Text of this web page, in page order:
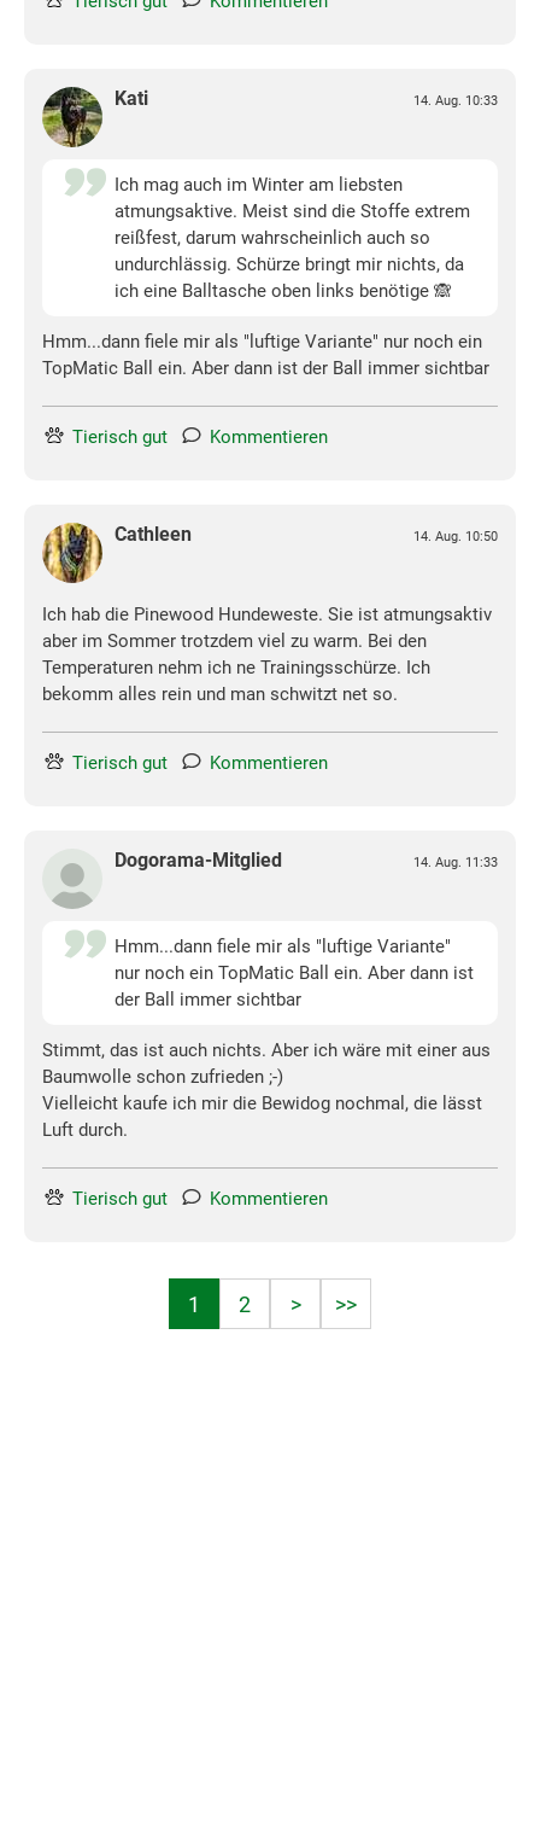
Kati 14. Aug. 10:33
Ich mag auch im Winter am liebsten
atmungsaktive. Meist sind die Stoffe extrem
reißfest, darum wahrscheinlich auch so
undurchlässig. Schürze bringt mir nichts, da
ich eine Balltasche oben links benötige 🙈
Hmm...dann fiele mir als "luftige Variante" nur noch ein
TopMatic Ball ein. Aber dann ist der Ball immer sichtbar
Tierisch gut Kommentieren
Cathleen 14. Aug. 10:50
Ich hab die Pinewood Hundeweste. Sie ist atmungsaktiv
aber im Sommer trotzdem viel zu warm. Bei den
Temperaturen nehm ich ne Trainingsschürze. Ich
bekomm alles rein und man schwitzt net so.
Tierisch gut Kommentieren
Dogorama-Mitglied 14. Aug. 11:33
Hmm...dann fiele mir als "luftige Variante"
nur noch ein TopMatic Ball ein. Aber dann ist
der Ball immer sichtbar
Stimmt, das ist auch nichts. Aber ich wäre mit einer aus
Baumwolle schon zufrieden ;-)
Vielleicht kaufe ich mir die Bewidog nochmal, die lässt
Luft durch.
Tierisch gut Kommentieren
1 2 > >>